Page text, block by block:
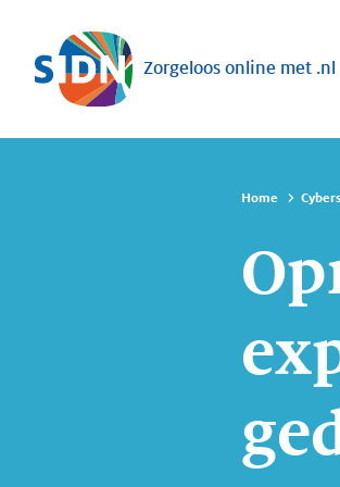
Sla navigatie over
Zorgeloos online met .nl
Home